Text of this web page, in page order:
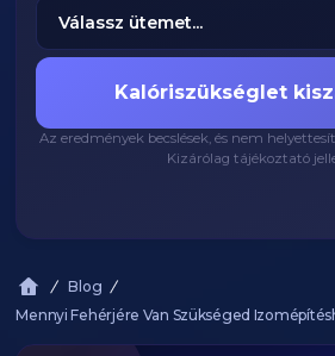
Kalóriszükséglet
Az eredmények becslések, és nem
Kizárólag tájékoztató
Blog
Mennyi Fehérjére Van Szükséged